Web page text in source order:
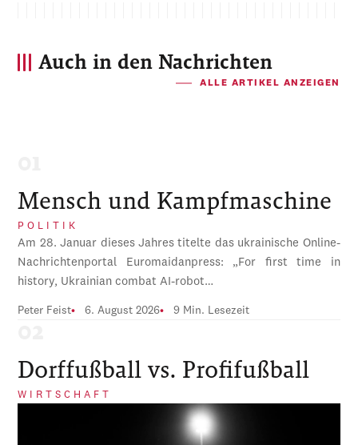
Auch in den Nachrichten
ALLE ARTIKEL ANZEIGEN
Mensch und Kampfmaschine
POLITIK
Am 28. Januar dieses Jahres titelte das ukrainische Online-
Nachrichtenportal Euromaidanpress: „For first time in
history, Ukrainian combat AI-robot…
Peter Feist 6. August 2026 9 Min. Lesezeit
Dorffußball vs. Profifußball
WIRTSCHAFT